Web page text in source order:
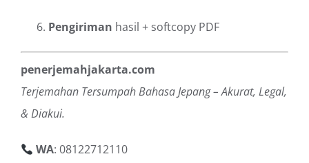
Pengiriman hasil + softcopy PDF
penerjemahjakarta.com
Terjemahan Tersumpah Bahasa Jepang – Akurat, Legal,
& Diakui.
WA: 08122712110